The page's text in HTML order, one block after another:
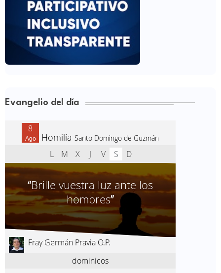
Evangelio del día